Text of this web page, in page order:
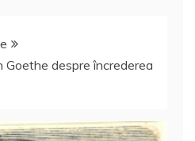
Goethe despre încrederea